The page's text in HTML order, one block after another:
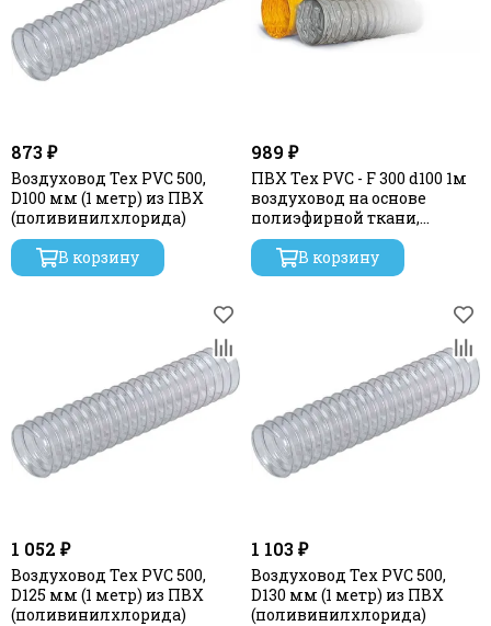
873 ₽
Воздуховод Tex PVC 500,
D100 мм (1 метр) из ПВХ
(поливинилхлорида)
В корзину
989 ₽
ПВХ Tex PVC - F 300 d100 1м
воздуховод на основе
полиэфирной ткани,
пропитанной
В корзину
1 052 ₽
Воздуховод Tex PVC 500,
D125 мм (1 метр) из ПВХ
(поливинилхлорида)
1 103 ₽
Воздуховод Tex PVC 500,
D130 мм (1 метр) из ПВХ
(поливинилхлорида)